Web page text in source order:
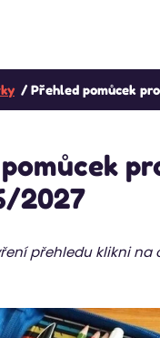
2027
přehledu klikni na